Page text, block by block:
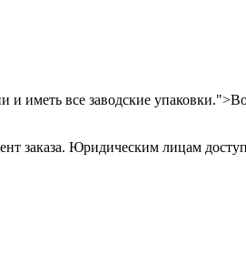
иметь все заводские
заказа. Юридическим лицам